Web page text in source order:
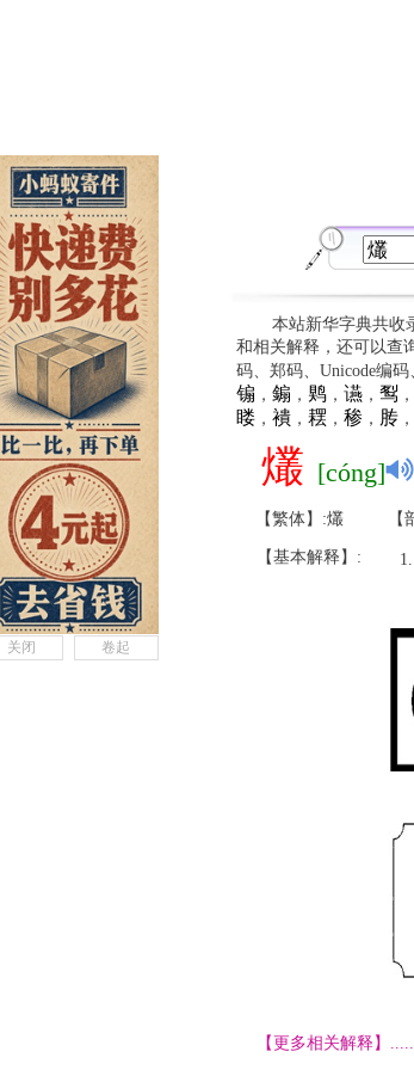
本站新华字典共收
和相关解释，还可以查
码、郑码、Unicode编
䦂 ， 䥇 ， 䴗， 䜩， 䴕，
䁖， 䙡， 䎬 ， 䅟， 䏝，
爜 [cóng]
【繁体】:爜
【基本解释】:
【更多相关解释】
关闭 卷起